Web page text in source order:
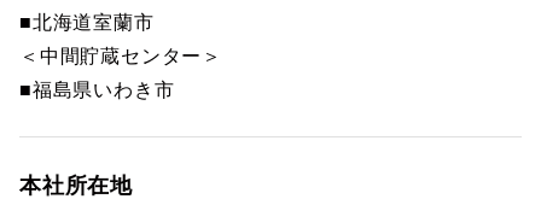
■北海道室蘭市
＜中間貯蔵センター＞
■福島県いわき市
本社所在地